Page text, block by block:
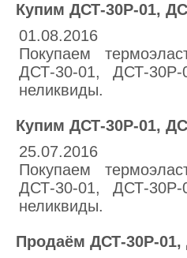
Купим ДСТ-30Р-01,
01.08.2016
Покупаем
ДСТ-30-01, ДСТ-
неликвиды.
Купим ДСТ-30Р-01,
25.07.2016
Покупаем
ДСТ-30-01, ДСТ-
неликвиды.
Продаём ДСТ-30Р-01,